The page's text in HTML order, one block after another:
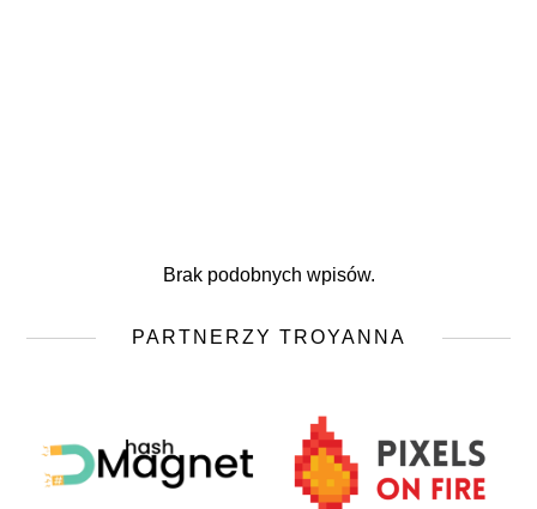
Brak podobnych wpisów.
PARTNERZY TROYANNA